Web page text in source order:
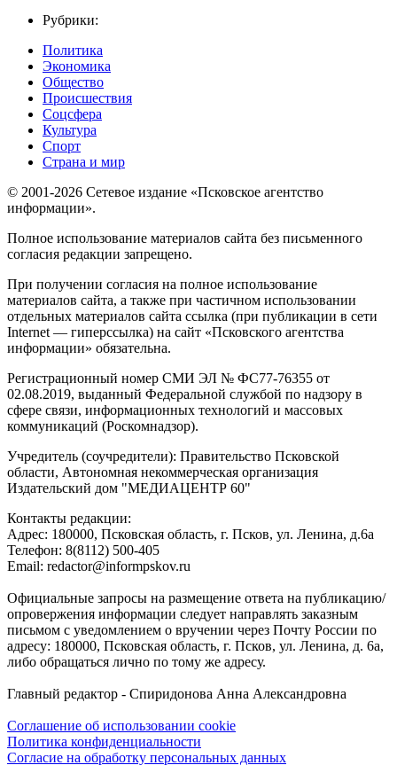
Рубрики:
Политика
Экономика
Общество
Происшествия
Соцсфера
Культура
Спорт
Страна и мир
© 2001-2026 Сетевое издание «Псковское агентство
информации».
Полное использование материалов сайта без письменного
согласия редакции запрещено.
При получении согласия на полное использование
материалов сайта, а также при частичном использовании
отдельных материалов сайта ссылка (при публикации в сети
Internet — гиперссылка) на сайт «Псковского агентства
информации» обязательна.
Регистрационный номер СМИ ЭЛ № ФС77-76355 от
02.08.2019, выданный Федеральной службой по надзору в
сфере связи, информационных технологий и массовых
коммуникаций (Роскомнадзор).
Учредитель (соучредители): Правительство Псковской
области, Автономная некоммерческая организация
Издательский дом "МЕДИАЦЕНТР 60"
Контакты редакции:
Адреc: 180000, Псковская область, г. Псков, ул. Ленина, д.6а
Телефон: 8(8112) 500-405
Email: redactor@informpskov.ru
Официальные запросы на размещение ответа на публикацию/
опровержения информации следует направлять заказным
письмом с уведомлением о вручении через Почту России по
адресу: 180000, Псковская область, г. Псков, ул. Ленина, д. 6а,
либо обращаться лично по тому же адресу.
Главный редактор - Спиридонова Анна Александровна
Соглашение об использовании cookie
Политика конфиденциальности
Согласие на обработку персональных данных